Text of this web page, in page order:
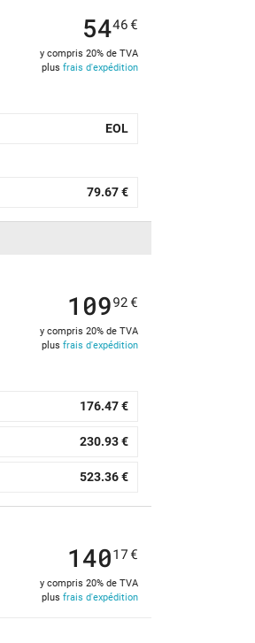
5446 €
y compris 20% de TVA
plus frais d'expédition
EOL
79.67 €
10992 €
y compris 20% de TVA
plus frais d'expédition
176.47 €
230.93 €
523.36 €
14017 €
y compris 20% de TVA
plus frais d'expédition